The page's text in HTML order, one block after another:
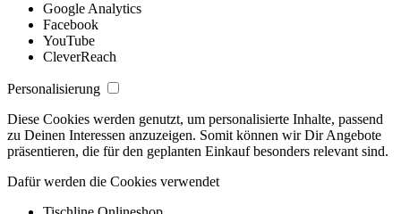
Google Analytics
Facebook
YouTube
CleverReach
Personalisierung
Diese Cookies werden genutzt, um personalisierte Inhalte, passend
zu Deinen Interessen anzuzeigen. Somit können wir Dir Angebote
präsentieren, die für den geplanten Einkauf besonders relevant sind.
Dafür werden die Cookies verwendet